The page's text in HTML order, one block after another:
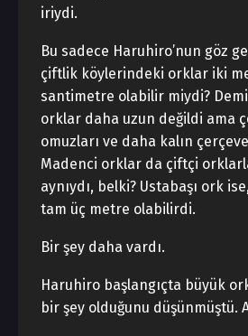
iriydi.
Bu sadece Haruhiro’nun göz
çiftlik köylerindeki orklar iki
santimetre olabilir miydi?
orklar daha uzun değildi ama
omuzları ve daha kalın
Madenci orklar da çiftçi
aynıydı, belki? Ustabaşı ork
tam üç metre olabilirdi.
Bir şey daha vardı.
Haruhiro başlangıçta büyük
bir şey olduğunu düşünmüştü.